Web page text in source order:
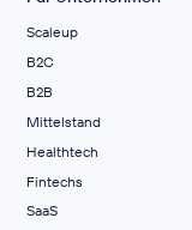
Scaleup
B2C
B2B
Mittelstand
Healthtech
Fintechs
SaaS